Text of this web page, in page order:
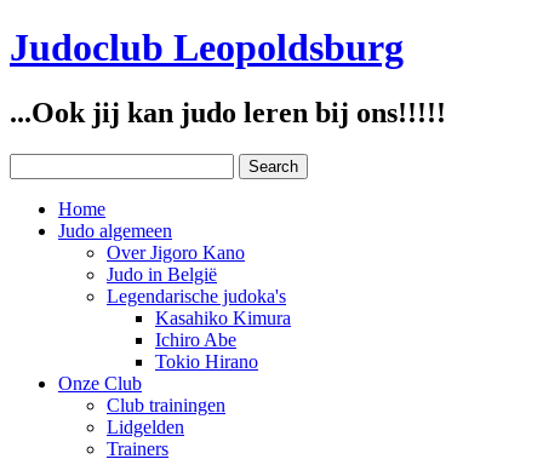
Judoclub Leopoldsburg
...Ook jij kan judo leren bij ons!!!!!
Home
Judo algemeen
Over Jigoro Kano
Judo in België
Legendarische judoka's
Kasahiko Kimura
Ichiro Abe
Tokio Hirano
Onze Club
Club trainingen
Lidgelden
Trainers